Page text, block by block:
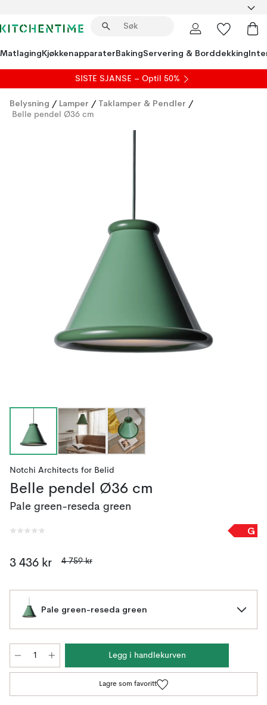
MatlagingKjøkkenapparaterBakingServering & Borddekking
SISTE SJANSE – Optil 50%
Belysning / Lamper / Taklamper & Pendler /
Belle pendel Ø36 cm
Notchi Architects for Belid
Belle pendel Ø36 cm
Pale green-reseda green
G
3 436 kr 4 759 kr
Pale green-reseda green
Legg i handlekurven
Lagre som favoritt